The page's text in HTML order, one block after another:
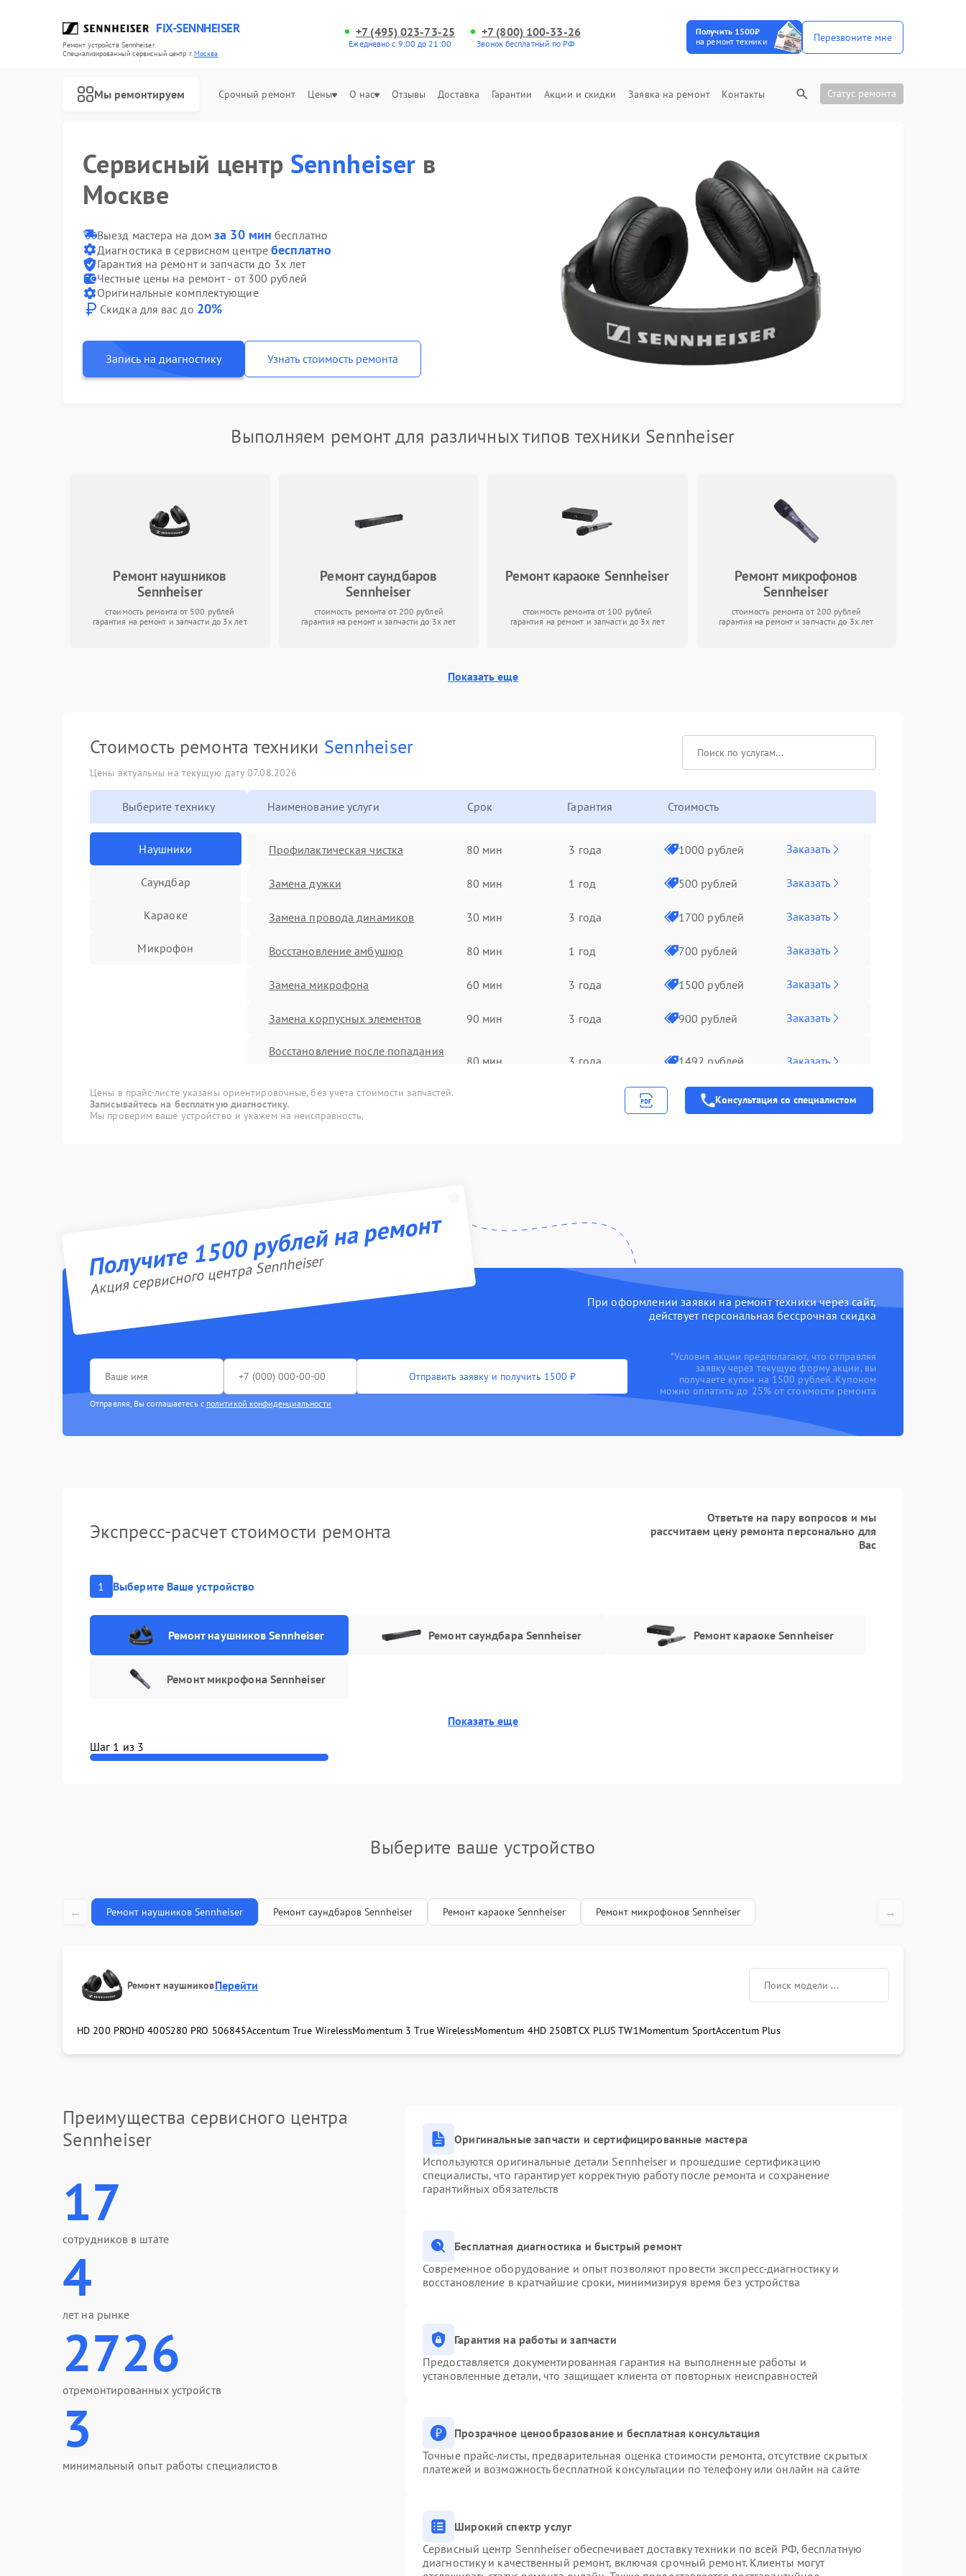
FIX-SENNHEISER
Ремонт устройств Sennheiser
Специализированный cервисный центр г.Москва
+7 (495) 023-73-25
Ежедневно с 9:00 до 21:00
+7 (800) 100-33-26
Звонок бесплатный по РФ
Получить 1500₽
на ремонт техники
Перезвоните мне
Мы ремонтируем Срочный ремонт Цены О нас Отзывы Доставка Гарантии Акции и скидки Заявка на ремонт Контакты Статус ремонта
Сервисный центр Sennheiser в
Москве
Выезд мастера на домза 30 мин бесплатно
Диагностика в сервисном центребесплатно
Гарантия на ремонт и запчасти до 3х лет
Честные цены на ремонт - от 300 рублей
Оригинальные комплектующие
Скидка для вас до 20%
Запись на диагностику Узнать стоимость ремонта
Выполняем ремонт для различных типов техники Sennheiser
Ремонт наушников
Sennheiser
стоимость ремонта от 500 рублей
гарантия на ремонт и запчасти до 3х лет
Ремонт саундбаров
Sennheiser
стоимость ремонта от 200 рублей
гарантия на ремонт и запчасти до 3х лет
Ремонт караоке Sennheiser
стоимость ремонта от 100 рублей
гарантия на ремонт и запчасти до 3х лет
Ремонт микрофонов
Sennheiser
стоимость ремонта от 200 рублей
гарантия на ремонт и запчасти до 3х лет
Показать еще
Стоимость ремонта техники Sennheiser
Цены актуальны на текущую дату 07.08.2026
Выберите технику
Наушники
Саундбар
Караоке
Микрофон
Наименование услуги Срок Гарантия Стоимость
Профилактическая чистка 80 мин 3 года 1000 рублей Заказать
Замена дужки 80 мин 1 год 500 рублей Заказать
Замена провода динамиков 30 мин 3 года 1700 рублей Заказать
Восстановление амбушюр 80 мин 1 год 700 рублей Заказать
Замена микрофона 60 мин 3 года 1500 рублей Заказать
Замена корпусных элементов 90 мин 3 года 900 рублей Заказать
Восстановление после попадания
80 мин 3 года 1492 рублей Заказать
Прошивка 1000 рублей Заказать
Цены в прайс-листе указаны ориентировочные, без учета стоимости запчастей.
Записывайтесь на бесплатную диагностику.
Мы проверим ваше устройство и укажем на неисправность.
Консультация со специалистом
Получите 1500 рублей на ремонт
Акция сервисного центра Sennheiser
При оформлении заявки на ремонт техники через сайт,
действует персональная бессрочная скидка
Отправить заявку и получить 1500 ₽
Отправляя, Вы соглашаетесь с политикой конфиденциальности
*Условия акции предполагают, что отправляя
заявку через текущую форму акции, вы
получаете купон на 1500 рублей. Купоном
можно оплатить до 25% от стоимости ремонта
Экспресс-расчет стоимости ремонта
Ответьте на пару вопросов и мы
рассчитаем цену ремонта персонально для
Вас
1 Выберите Ваше устройство
Ремонт наушников Sennheiser Ремонт саундбара Sennheiser Ремонт караоке Sennheiser
Ремонт микрофона Sennheiser
Показать еще
Шаг 1 из 3
Выберите ваше устройство
← Ремонт наушников Sennheiser Ремонт саундбаров Sennheiser Ремонт караоке Sennheiser Ремонт микрофонов Sennheiser →
Ремонт наушниковПерейти
HD 200 PROHD 400S280 PRO 506845Accentum True WirelessMomentum 3 True WirelessMomentum 4HD 250BTCX PLUS TW1Momentum SportAccentum Plus
Преимущества сервисного центра
Sennheiser
17
сотрудников в штате
4
лет на рынке
2726
отремонтированных устройств
3
минимальный опыт работы специалистов
Оригинальные запчасти и сертифицированные мастера
Используются оригинальные детали Sennheiser и прошедшие сертификацию
специалисты, что гарантирует корректную работу после ремонта и сохранение
гарантийных обязательств
Бесплатная диагностика и быстрый ремонт
Современное оборудование и опыт позволяют провести экспресс-диагностику и
восстановление в кратчайшие сроки, минимизируя время без устройства
Гарантия на работы и запчасти
Предоставляется документированная гарантия на выполненные работы и
установленные детали, что защищает клиента от повторных неисправностей
Прозрачное ценообразование и бесплатная консультация
Точные прайс-листы, предварительная оценка стоимости ремонта, отсутствие скрытых
платежей и возможность бесплатной консультации по телефону или онлайн на сайте
Широкий спектр услуг
Сервисный центр Sennheiser обеспечивает доставку техники по всей РФ, бесплатную
диагностику и качественный ремонт, включая срочный ремонт. Клиенты могут